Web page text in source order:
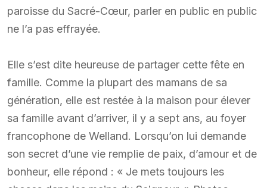
paroisse du Sacré-Cœur, parler en public en public
ne l’a pas effrayée.
Elle s’est dite heureuse de partager cette fête en
famille. Comme la plupart des mamans de sa
génération, elle est restée à la maison pour élever
sa famille avant d’arriver, il y a sept ans, au foyer
francophone de Welland. Lorsqu’on lui demande
son secret d’une vie remplie de paix, d’amour et de
bonheur, elle répond : « Je mets toujours les